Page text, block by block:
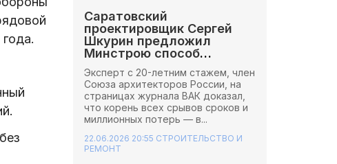
Саратовский
проектировщик Сергей
Шкурин предложил
Минстрою способ
сэкономить миллионы на
стройках
Эксперт с 20-летним стажем, член
Союза архитекторов России, на
страницах журнала ВАК доказал,
что корень всех срывов сроков и
миллионных потерь — в...
22.06.2026 20:55 СТРОИТЕЛЬСТВО И
РЕМОНТ